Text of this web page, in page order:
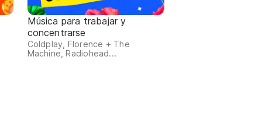
Música para trabajar y
concentrarse
Coldplay, Florence + The
Machine, Radiohead...